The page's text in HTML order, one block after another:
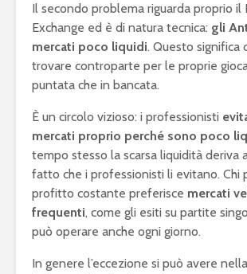
Il secondo problema riguarda proprio il
Exchange ed è di natura tecnica: gli
mercati poco liquidi. Questo significa
trovare controparte per le proprie
puntata che in bancata.
È un circolo vizioso: i professionisti
mercati proprio perché sono poco
tempo stesso la scarsa liquidità deriva
fatto che i professionisti li evitano. Chi
profitto costante preferisce mercati
frequenti, come gli esiti su partite
può operare anche ogni giorno.
In genere l’eccezione si può avere